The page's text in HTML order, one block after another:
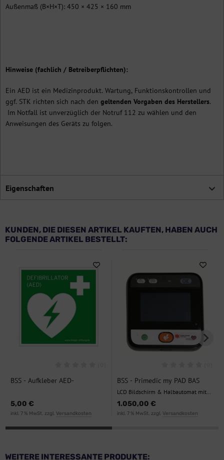
Außenmaß (B×H×T): 450 × 425 × 160 mm
Hinweise (fachlich / Betreiberpflichten):
Ein AED ist ein Medizinprodukt. Wartung, Funktionskontrollen und
ggf. STK richten sich nach den geltenden Vorgaben des Herstellers.
Im Notfall ist unverzüglich der Notruf 112 zu wählen und den
Anweisungen des Geräts zu folgen.
Eigenschaften
KUNDEN, DIE DIESEN ARTIKEL KAUFTEN, HABEN AUCH
FOLGENDE ARTIKEL BESTELLT:
BSS - Aufkleber AED-
5,00 €
inkl. 7 % MwSt. zzgl. Versandkosten
BSS - Primedic my PAD BAS
LCD Bildschirm & Halbautomat mit
1.050,00 €
inkl. 7 % MwSt. zzgl. Versandkosten
WEITERE INTERESSANTE PRODUKTE: